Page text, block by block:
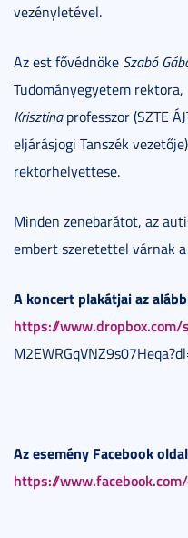
vezényletével.
Az est fővédnöke Szabó
Tudományegyetem
Krisztinaprofesszor (SZTE
eljárásjogi Tanszék
rektorhelyettese.
Minden zenebarátot, az
embert szeretettel várnak
A koncert plakátjai az
https://
Az esemény Facebook
https://